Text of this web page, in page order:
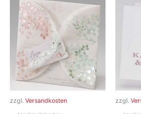
zzgl. Versandkosten zzgl.